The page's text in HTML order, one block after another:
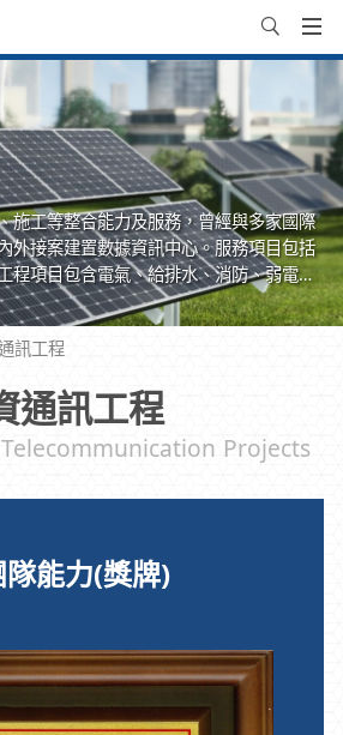
施工等整合能力及服務，曾經與多家國際
外接案建置數據資訊中心。服務項目包括
程項目包含電氣、給排水、消防、弱電、
訊工程
通訊工程
Projects
隊能力(獎牌)